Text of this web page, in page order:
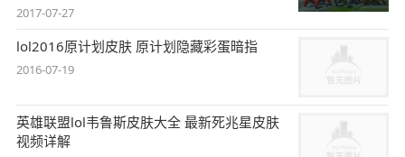
2017-07-27
lol2016原计划皮肤 原计划隐藏彩蛋暗指
2016-07-19
英雄联盟lol韦鲁斯皮肤大全 最新死兆星皮肤
视频详解